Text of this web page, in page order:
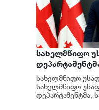
სახელმწიფო
სახელმწიფო
საზიანოდ
გამოძიება
სახელმწიფო
სახელმწიფო
დეპარტამენტმა,